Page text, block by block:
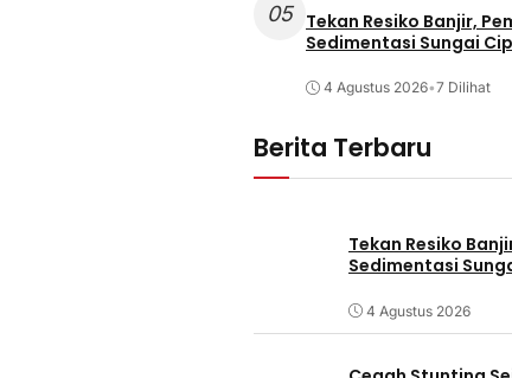
05
Tekan Resiko Banjir,
Sedimentasi Sungai
4 Agustus 2026•7 Dilihat
Berita Terbaru
Tekan Resiko
Sedimentasi
4 Agustus 2026